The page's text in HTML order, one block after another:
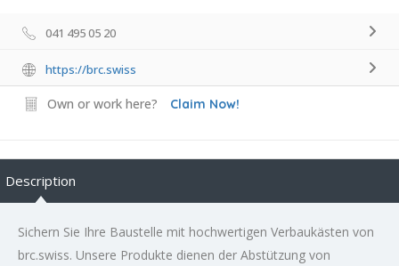
041 495 05 20
https://brc.swiss
Own or work here? Claim Now!
Description
Sichern Sie Ihre Baustelle mit hochwertigen Verbaukästen von
brc.swiss. Unsere Produkte dienen der Abstützung von